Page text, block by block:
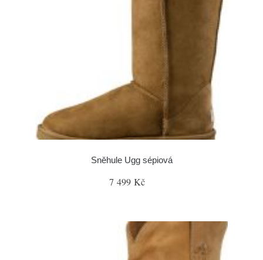
Sněhule Ugg sépiová
7 499 Kč